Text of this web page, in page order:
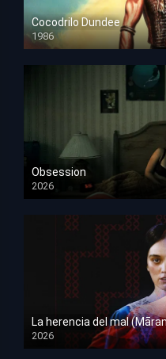
Cocodrilo Dundee
1986
HD 1080p
Obsession
2026
HD 1080p
La herencia del mal
2026
HD 1080p